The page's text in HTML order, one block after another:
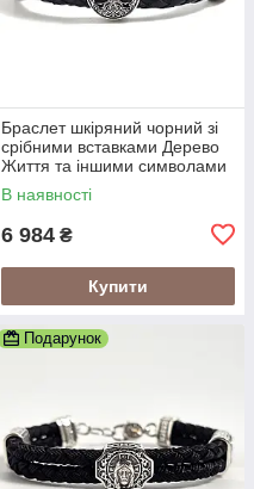
Браслет шкіряний чорний зі
срібними вставками Дерево
Життя та іншими символами
В наявності
6 984 ₴
Купити
Подарунок